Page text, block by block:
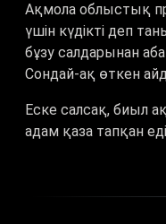
Ақмола облыстық
үшін күдікті деп
бұзу салдарынан
Сондай-ақ өткен
Еске салсақ, биыл
адам қаза тапқан